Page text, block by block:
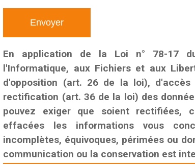
En application de la Loi n° 78-17
l'Informatique, aux Fichiers et aux
d'opposition (art. 26 de la loi),
rectification (art. 36 de la loi) des
pouvez exiger que soient rectifiées,
effacées les informations vous
incomplètes, équivoques, périmées ou
communication ou la conservation est